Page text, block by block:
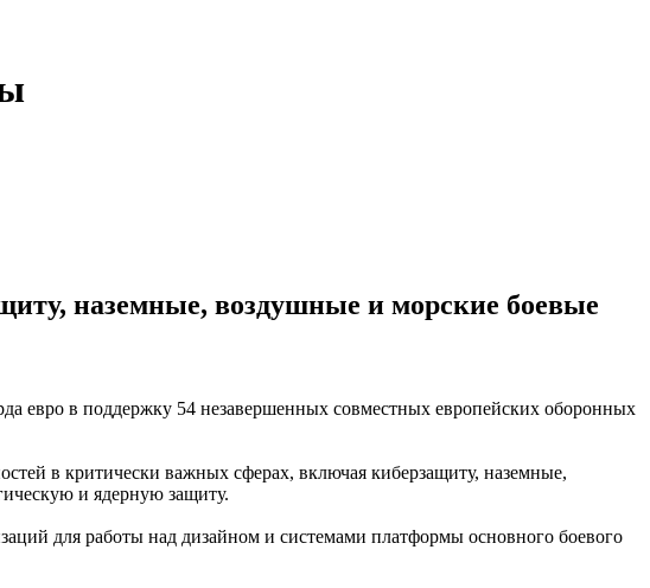
наземные, воздушные и морские боевые
евро в поддержку 54 незавершенных совместных европейских оборонных
в критически важных сферах, включая киберзащиту, наземные,
и ядерную защиту.
для работы над дизайном и системами платформы основного боевого